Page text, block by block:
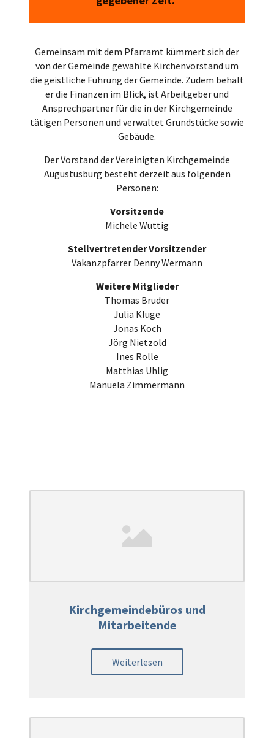
Gemeinsam mit dem Pfarramt kümmert sich der
von der Gemeinde gewählte Kirchenvorstand um
die geistliche Führung der Gemeinde. Zudem behält
er die Finanzen im Blick, ist Arbeitgeber und
Ansprechpartner für die in der Kirchgemeinde
tätigen Personen und verwaltet Grundstücke sowie
Gebäude.
Der Vorstand der Vereinigten Kirchgemeinde
Augustusburg besteht derzeit aus folgenden
Personen:
Vorsitzende
Michele Wuttig
Stellvertretender Vorsitzender
Vakanzpfarrer Denny Wermann
Weitere Mitglieder
Thomas Bruder
Julia Kluge
Jonas Koch
Jörg Nietzold
Ines Rolle
Matthias Uhlig
Manuela Zimmermann
Kirchgemeindebüros und
Mitarbeitende
Weiterlesen